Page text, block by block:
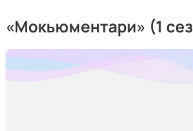
«Мокьюментари» (1